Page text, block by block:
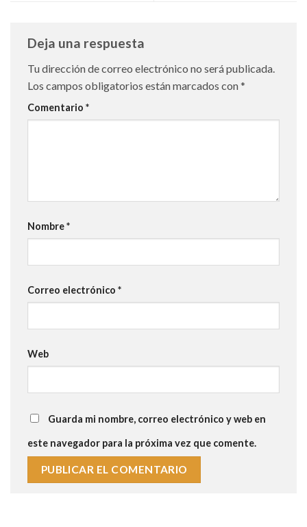
Deja una respuesta
Tu dirección de correo electrónico no será publicada.
Los campos obligatorios están marcados con*
Comentario *
Nombre*
Correo electrónico *
Web
Guarda mi nombre, correo electrónico y web en
este navegador para la próxima vez que comente.